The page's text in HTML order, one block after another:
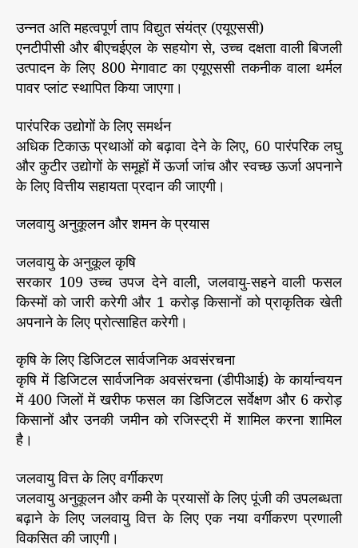
उन्नत अति महत्वपूर्ण ताप विद्युत संयंत्र (एयूएससी)
एनटीपीसी और बीएचईएल के सहयोग से, उच्च दक्षता वाली बिजली
उत्पादन के लिए 800 मेगावाट का एयूएससी तकनीक वाला थर्मल
पावर प्लांट स्थापित किया जाएगा।
पारंपरिक उद्योगों के लिए समर्थन
अधिक टिकाऊ प्रथाओं को बढ़ावा देने के लिए, 60 पारंपरिक लघु
और कुटीर उद्योगों के समूहों में ऊर्जा जांच और स्वच्छ ऊर्जा अपनाने
के लिए वित्तीय सहायता प्रदान की जाएगी।
जलवायु अनुकूलन और शमन के प्रयास
जलवायु के अनुकूल कृषि
सरकार 109 उच्च उपज देने वाली, जलवायु-सहने वाली फसल
किस्मों को जारी करेगी और 1 करोड़ किसानों को प्राकृतिक खेती
अपनाने के लिए प्रोत्साहित करेगी।
कृषि के लिए डिजिटल सार्वजनिक अवसंरचना
कृषि में डिजिटल सार्वजनिक अवसंरचना (डीपीआई) के कार्यान्वयन
में 400 जिलों में खरीफ फसल का डिजिटल सर्वेक्षण और 6 करोड़
किसानों और उनकी जमीन को रजिस्ट्री में शामिल करना शामिल
है।
जलवायु वित्त के लिए वर्गीकरण
जलवायु अनुकूलन और कमी के प्रयासों के लिए पूंजी की उपलब्धता
बढ़ाने के लिए जलवायु वित्त के लिए एक नया वर्गीकरण प्रणाली
विकसित की जाएगी।